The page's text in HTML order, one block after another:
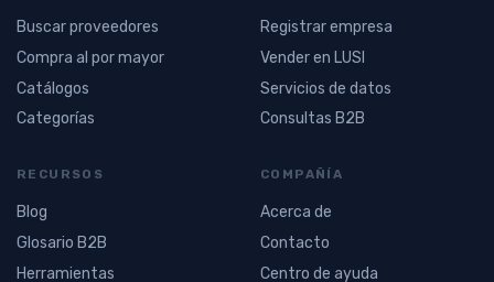
Buscar proveedores
Compra al por mayor
Catálogos
Categorías
Registrar empresa
Vender en LUSI
Servicios de datos
Consultas B2B
RECURSOS
Blog
Glosario B2B
Herramientas
COMPAÑÍA
Acerca de
Contacto
Centro de ayuda